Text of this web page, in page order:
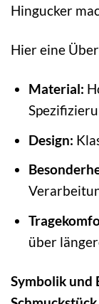
Hingucker
Hier eine
Material:
Design:
über
Symbolik und